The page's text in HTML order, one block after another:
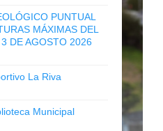
PUNTUAL
MÁXIMAS DEL
DE AGOSTO 2026
La Riva
Municipal